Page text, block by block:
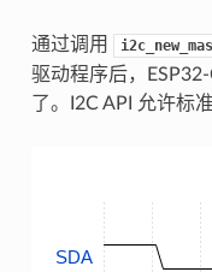
通过调用
驱动程序后，
了。I2C API 允许标
SDA